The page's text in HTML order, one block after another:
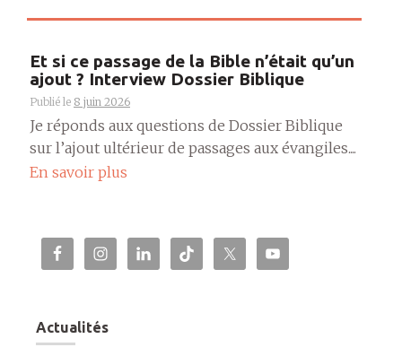
Et si ce passage de la Bible n’était qu’un
ajout ? Interview Dossier Biblique
Publié le 8 juin 2026
Je réponds aux questions de Dossier Biblique
sur l’ajout ultérieur de passages aux évangiles....
En savoir plus
Actualités